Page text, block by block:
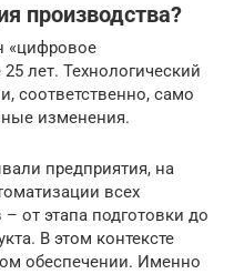
производства?
«цифровое
лет. Технологический
соответственно, само
изменения.
предприятия, на
всех
от этапа подготовки до
В этом контексте
обеспечении. Именно